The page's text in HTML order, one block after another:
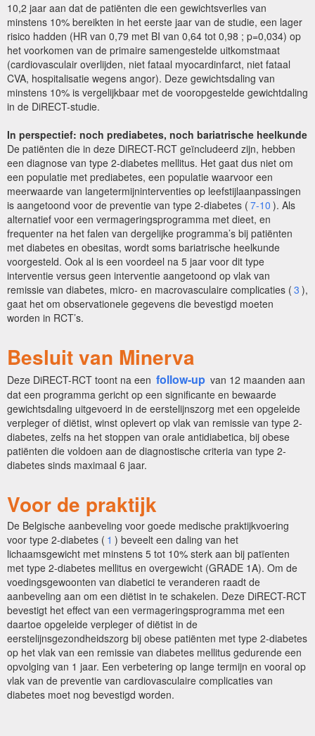
10,2 jaar aan dat de patiënten die een gewichtsverlies van
minstens 10% bereikten in het eerste jaar van de studie, een lager
risico hadden (HR van 0,79 met BI van 0,64 tot 0,98 ; p=0,034) op
het voorkomen van de primaire samengestelde uitkomstmaat
(cardiovasculair overlijden, niet fataal myocardinfarct, niet fataal
CVA, hospitalisatie wegens angor). Deze gewichtsdaling van
minstens 10% is vergelijkbaar met de vooropgestelde gewichtdaling
in de DiRECT-studie.
In perspectief: noch prediabetes, noch bariatrische heelkunde
De patiënten die in deze DiRECT-RCT geïncludeerd zijn, hebben
een diagnose van type 2-diabetes mellitus. Het gaat dus niet om
een populatie met prediabetes, een populatie waarvoor een
meerwaarde van langetermijninterventies op leefstijlaanpassingen
is aangetoond voor de preventie van type 2-diabetes ( 7-10 ). Als
alternatief voor een vermageringsprogramma met dieet, en
frequenter na het falen van dergelijke programma’s bij patiënten
met diabetes en obesitas, wordt soms bariatrische heelkunde
voorgesteld. Ook al is een voordeel na 5 jaar voor dit type
interventie versus geen interventie aangetoond op vlak van
remissie van diabetes, micro- en macrovasculaire complicaties ( 3 ),
gaat het om observationele gegevens die bevestigd moeten
worden in RCT’s.
Besluit van Minerva
Deze DiRECT-RCT toont na een follow-up van 12 maanden aan
dat een programma gericht op een significante en bewaarde
gewichtsdaling uitgevoerd in de eerstelijnszorg met een opgeleide
verpleger of diëtist, winst oplevert op vlak van remissie van type 2-
diabetes, zelfs na het stoppen van orale antidiabetica, bij obese
patiënten die voldoen aan de diagnostische criteria van type 2-
diabetes sinds maximaal 6 jaar.
Voor de praktijk
De Belgische aanbeveling voor goede medische praktijkvoering
voor type 2-diabetes ( 1 ) beveelt een daling van het
lichaamsgewicht met minstens 5 tot 10% sterk aan bij patïenten
met type 2-diabetes mellitus en overgewicht (GRADE 1A). Om de
voedingsgewoonten van diabetici te veranderen raadt de
aanbeveling aan om een diëtist in te schakelen. Deze DiRECT-RCT
bevestigt het effect van een vermageringsprogramma met een
daartoe opgeleide verpleger of diëtist in de
eerstelijnsgezondheidszorg bij obese patiënten met type 2-diabetes
op het vlak van een remissie van diabetes mellitus gedurende een
opvolging van 1 jaar. Een verbetering op lange termijn en vooral op
vlak van de preventie van cardiovasculaire complicaties van
diabetes moet nog bevestigd worden.